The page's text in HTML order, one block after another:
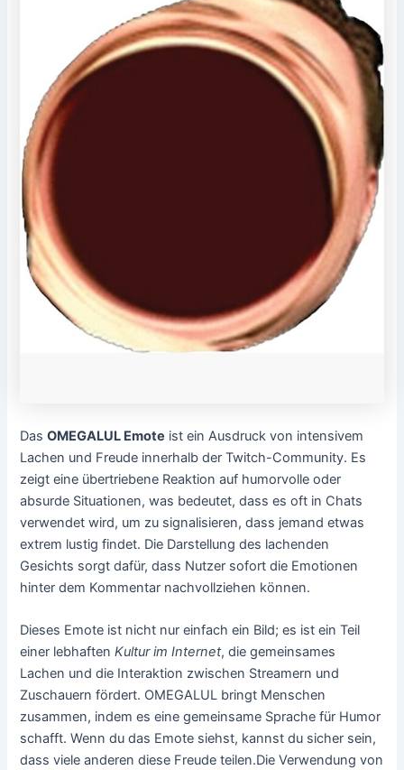
DasOMEGALUL Emote ist ein Ausdruck von intensivem
Lachen und Freude innerhalb der Twitch-Community. Es
zeigt eine übertriebene Reaktion auf humorvolle oder
absurde Situationen, was bedeutet, dass es oft in Chats
verwendet wird, um zu signalisieren, dass jemand etwas
extrem lustig findet. Die Darstellung des lachenden
Gesichts sorgt dafür, dass Nutzer sofort die Emotionen
hinter dem Kommentar nachvollziehen können.
Dieses Emote ist nicht nur einfach ein Bild; es ist ein Teil
einer lebhaftenKultur im Internet, die gemeinsames
Lachen und die Interaktion zwischen Streamern und
Zuschauern fördert. OMEGALUL bringt Menschen
zusammen, indem es eine gemeinsame Sprache für Humor
schafft. Wenn du das Emote siehst, kannst du sicher sein,
dass viele anderen diese Freude teilen.Die Verwendung von